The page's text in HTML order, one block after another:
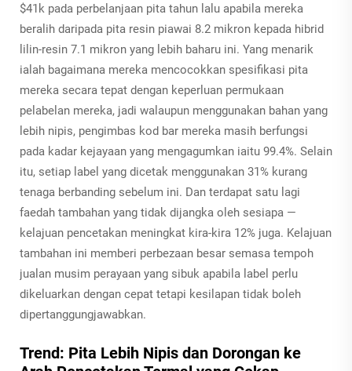
$41k pada perbelanjaan pita tahun lalu apabila mereka
beralih daripada pita resin piawai 8.2 mikron kepada hibrid
lilin-resin 7.1 mikron yang lebih baharu ini. Yang menarik
ialah bagaimana mereka mencocokkan spesifikasi pita
mereka secara tepat dengan keperluan permukaan
pelabelan mereka, jadi walaupun menggunakan bahan yang
lebih nipis, pengimbas kod bar mereka masih berfungsi
pada kadar kejayaan yang mengagumkan iaitu 99.4%. Selain
itu, setiap label yang dicetak menggunakan 31% kurang
tenaga berbanding sebelum ini. Dan terdapat satu lagi
faedah tambahan yang tidak dijangka oleh sesiapa —
kelajuan pencetakan meningkat kira-kira 12% juga. Kelajuan
tambahan ini memberi perbezaan besar semasa tempoh
jualan musim perayaan yang sibuk apabila label perlu
dikeluarkan dengan cepat tetapi kesilapan tidak boleh
dipertanggungjawabkan.
Trend: Pita Lebih Nipis dan Dorongan ke